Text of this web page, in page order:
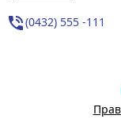
phone_in_talk(0432) 555 -111